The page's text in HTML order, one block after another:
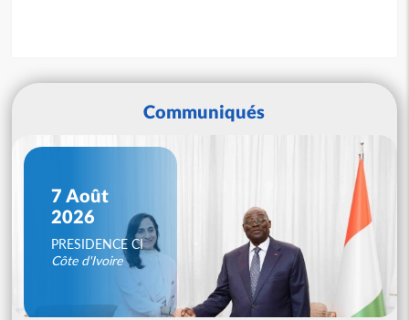
Communiqués
7 Août
2026
PRESIDENCE CI
Côte d'Ivoire